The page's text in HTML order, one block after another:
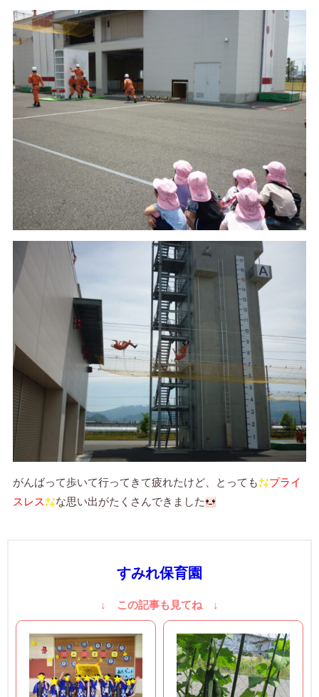
がんばって歩いて行ってきて疲れたけど、とっても
プライ
スレス
な思い出がたくさんできました
すみれ保育園
↓ この記事も見てね ↓